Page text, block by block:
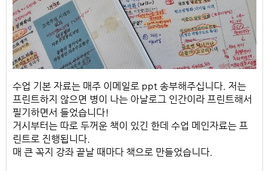
수업 기본 자료는 매주 이메일로 ppt 송부해주십니다. 저는
프린트하지 않으면 병이 나는 아날로그 인간이라 프린트해서
필기하면서 들었습니다!
거시부터는 따로 두꺼운 책이 있긴 한데 수업 메인자료는 프
린트로 진행됩니다.
매 큰 꼭지 강좌 끝날 때마다 책으로 만들었습니다.